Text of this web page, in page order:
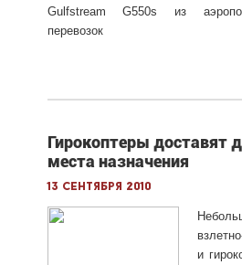
Gulfstream G550s из
перевозок
Гирокоптеры доставят
места назначения
13 сентября 2010
и